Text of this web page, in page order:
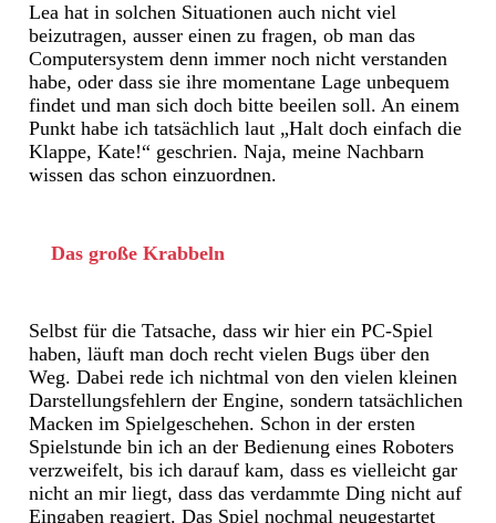
Lea hat in solchen Situationen auch nicht viel
beizutragen, ausser einen zu fragen, ob man das
Computersystem denn immer noch nicht verstanden
habe, oder dass sie ihre momentane Lage unbequem
findet und man sich doch bitte beeilen soll. An einem
Punkt habe ich tatsächlich laut „Halt doch einfach die
Klappe, Kate!“ geschrien. Naja, meine Nachbarn
wissen das schon einzuordnen.
Das große Krabbeln
Selbst für die Tatsache, dass wir hier ein PC-Spiel
haben, läuft man doch recht vielen Bugs über den
Weg. Dabei rede ich nichtmal von den vielen kleinen
Darstellungsfehlern der Engine, sondern tatsächlichen
Macken im Spielgeschehen. Schon in der ersten
Spielstunde bin ich an der Bedienung eines Roboters
verzweifelt, bis ich darauf kam, dass es vielleicht gar
nicht an mir liegt, dass das verdammte Ding nicht auf
Eingaben reagiert. Das Spiel nochmal neugestartet